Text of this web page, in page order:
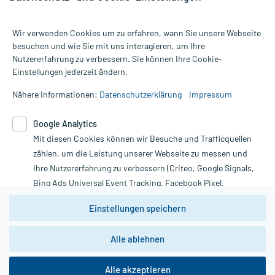
Alle Preise gelten inkl. MwSt., ggf. zzgl. Versandkosten
Informationen auf dieser Website werden ausschließlich für
die Untersuchung und Behandlung durch einen Arzt. Bitte
Therapien eingeleitet werden können. | Diese Webseite benutzt
Google Analytics. Lesen Sie bitte dazu die wichtigen Hinweise in
unserer Datenschutzerklärung. Für den Widerruf einer Bestellung
nutzen Sie das Formular:
Vertrag widerrufen
*Hinweise zu unseren Aktionen und Bewertungen
Wir verwenden Cookies um zu erfahren, wann Sie unsere Webseite
besuchen und wie Sie mit uns interagieren, um Ihre
Nutzererfahrung zu verbessern. Sie können Ihre Cookie-
Einstellungen jederzeit ändern.
Nähere Informationen: Datenschutzerklärung Impressum
Google Analytics
Mit diesen Cookies können wir Besuche und Trafficquellen
zählen, um die Leistung unserer Webseite zu messen und
Ihre Nutzererfahrung zu verbessern (Criteo, Google Signals,
Bing Ads Universal Event Tracking, Facebook Pixel,
Youtube-Social Plugin).
Wir weisen darauf hin, dass die
zwingend den Europäischen Anforderungen gem. EU-
DSGVO genügen und ein Datentransfer in Drittstaaten bzw.
Daten dort verarbeitet werden, kann nicht geprüft und
Einstellungen speichern
Alle ablehnen
Alle akzeptieren